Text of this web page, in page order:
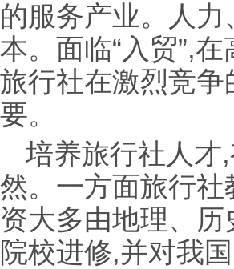
的服务产业。人
本。面临“入贸”,
旅行社在激烈竞
要。
培养旅行社人才
然。一方面旅行
资大多由地理、
院校进修,并对我